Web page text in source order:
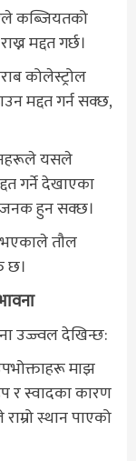
कब्जियतको
मद्दत गर्छ।
कोलेस्ट्रोल
मद्दत गर्न सक्छ,
यसले
गर्ने देखाएका
हुन सक्छ।
तौल
छ।
उज्ज्वल देखिन्छ:
माझ
र स्वादका कारण
स्थान पाएको